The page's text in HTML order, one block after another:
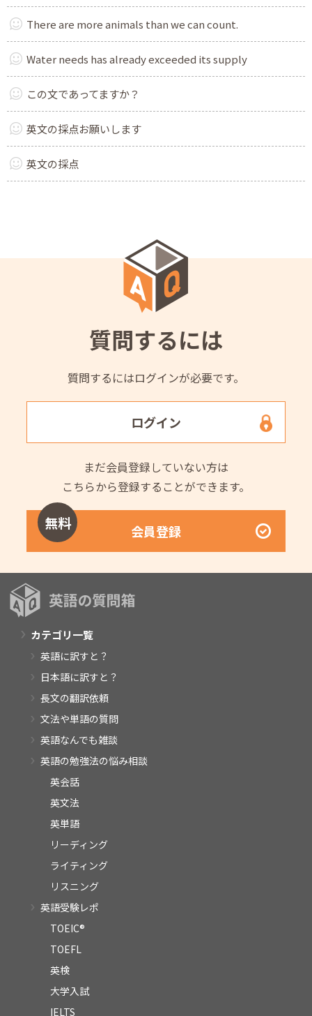
There are more animals than we can count.
Water needs has already exceeded its supply
この文であってますか？
英文の採点お願いします
英文の採点
質問するには
質問するにはログインが必要です。
ログイン
まだ会員登録していない方は
こちらから登録することができます。
無料 会員登録
カテゴリ一覧
英語に訳すと？
日本語に訳すと？
長文の翻訳依頼
文法や単語の質問
英語なんでも雑談
英語の勉強法の悩み相談
英会話
英文法
英単語
リーディング
ライティング
リスニング
英語受験レポ
TOEIC®
TOEFL
英検
大学入試
IELTS